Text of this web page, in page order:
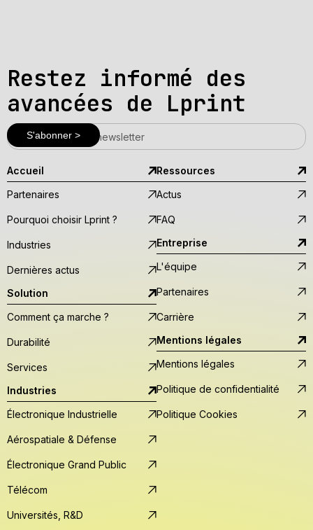
Restez informé des
avancées de Lprint
Accueil
Partenaires
Pourquoi choisir Lprint ?
Industries
Dernières actus
Solution
Comment ça marche ?
Durabilité
Services
Industries
Électronique Industrielle
Aérospatiale & Défense
Électronique Grand Public
Télécom
Universités, R&D
Ressources
Actus
FAQ
Entreprise
L'équipe
Partenaires
Carrière
Mentions légales
Mentions légales
Politique de confidentialité
Politique Cookies